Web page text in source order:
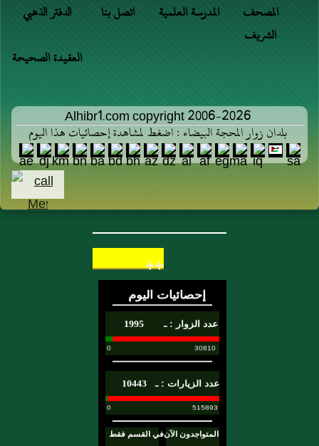
الدفتر الذهبي اتصل بنا المدرسة العلمية
المصحف
الشريف
العقيدة الصحيحة
Alhibr1.com copyright 2006-2026
بلدان زوار المحجة البيضاء : اضغط لمشاهدة إحصائيات هذا اليوم
++